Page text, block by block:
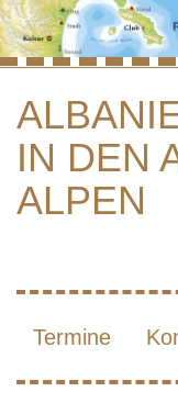
IN DEN
ALPEN
Termine